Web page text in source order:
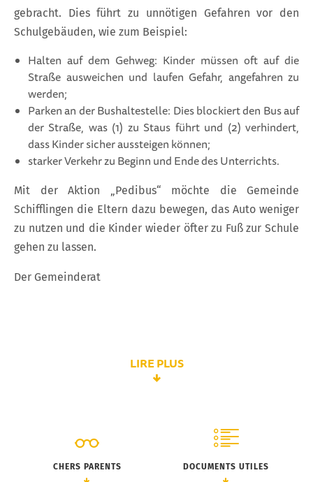
gebracht. Dies führt zu unnötigen Gefahren vor den
Schulgebäuden, wie zum Beispiel:
Halten auf dem Gehweg: Kinder müssen oft auf die
Straße ausweichen und laufen Gefahr, angefahren zu
werden;
Parken an der Bushaltestelle: Dies blockiert den Bus auf
der Straße, was (1) zu Staus führt und (2) verhindert,
dass Kinder sicher aussteigen können;
starker Verkehr zu Beginn und Ende des Unterrichts.
Mit der Aktion „Pedibus“ möchte die Gemeinde
Schifflingen die Eltern dazu bewegen, das Auto weniger
zu nutzen und die Kinder wieder öfter zu Fuß zur Schule
gehen zu lassen.
Der Gemeinderat
LIRE PLUS
CHERS PARENTS DOCUMENTS UTILES